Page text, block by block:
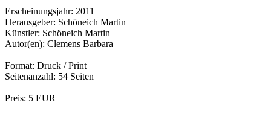
Erscheinungsjahr: 2011
Herausgeber: Schöneich Martin
Künstler: Schöneich Martin
Autor(en): Clemens Barbara
Format: Druck / Print
Seitenanzahl: 54 Seiten
Preis: 5 EUR